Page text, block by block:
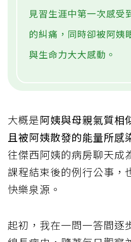
見習生涯中第一次感受
的糾痛，同時卻被阿姨
與生命力大大感動。
大概是阿姨與母親氣質相
且被阿姨散發的能量所感
往傑西阿姨的病房聊天成
課程結束後的例行公事，
快樂泉源。
起初，我在一問一答間逐